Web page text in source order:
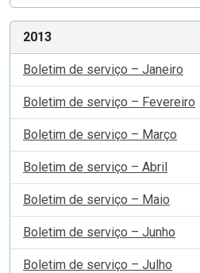
2013
Boletim de serviço – Janeiro
Boletim de serviço – Fevereiro
Boletim de serviço – Março
Boletim de serviço – Abril
Boletim de serviço – Maio
Boletim de serviço – Junho
Boletim de serviço – Julho